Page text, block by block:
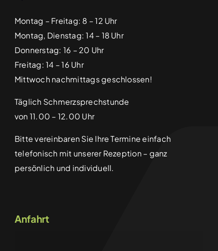
Montag – Freitag: 8 – 12 Uhr
Montag, Dienstag: 14 – 18 Uhr
Donnerstag: 16 – 20 Uhr
Freitag: 14 – 16 Uhr
Mittwoch nachmittags geschlossen!
Täglich Schmerzsprechstunde
von 11.00 – 12.00 Uhr
Bitte vereinbaren Sie Ihre Termine einfach
telefonisch mit unserer Rezeption – ganz
persönlich und individuell.
Anfahrt